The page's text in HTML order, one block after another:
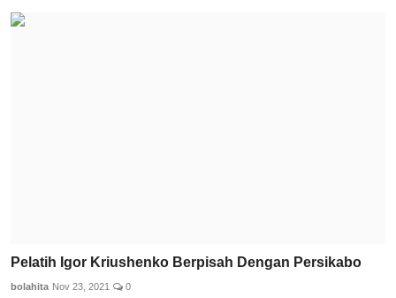
Pelatih Igor Kriushenko Berpisah Dengan Persikabo
bolahita Nov 23, 2021 0